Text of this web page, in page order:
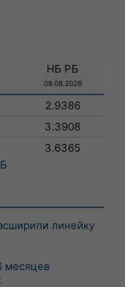
НБ РБ
09.08.2026
2.9386
3.3908
3.6365
линейку
месяцев